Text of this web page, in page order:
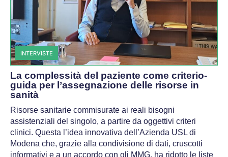
INTERVISTE
La complessità del paziente come criterio-
guida per l’assegnazione delle risorse in
sanità
Risorse sanitarie commisurate ai reali bisogni
assistenziali del singolo, a partire da oggettivi criteri
clinici. Questa l’idea innovativa dell’Azienda USL di
Modena che, grazie alla condivisione di dati, cruscotti
informativi e a un accordo con gli MMG, ha ridotto le liste